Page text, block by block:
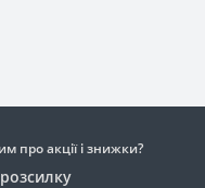
про акції і знижки?